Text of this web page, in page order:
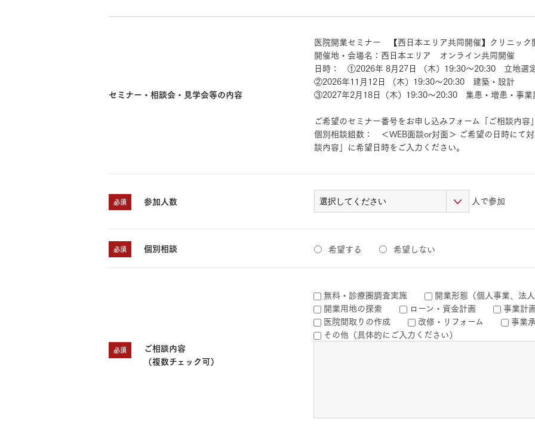
全館空調
共働き家族
住宅タイプ
イベント情報 ご相談デスク
セミナー・相談会・見学会等の内容
医院開業セミナー 【西日本エリア共同開催】クリニック
開催地・会場名：西日本エリア オンライン共同開催
日時： ①2026年 8月27日 （木）19:30～20:30 立地選
②2026年11月12日 （木）19:30～20:30 建築・設計
③2027年2月18日（木）19:30～20:30 集患・増患・事業
ご希望のセミナー番号をお申し込みフォーム「ご相談内容
個別相談組数： ＜WEB面談or対面＞ ご希望の日時にて
談内容」に希望日時をご入力ください。
必須 参加人数 人で参加
必須 個別相談 希望する 希望しない
必須
ご相談内容
（複数チェック可）
無料・診療圏調査実施 開業形態（個人事業、法人
開業用地の探索
ローン・資金計画
事業計
医院間取りの作成
改修・リフォーム
事業
その他（具体的にご入力ください）